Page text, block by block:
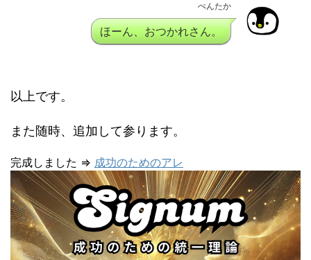
ぺんたか
ほーん、おつかれさん。
以上です。
また随時、追加して参ります。
完成しました ⇒ 成功のためのアレ